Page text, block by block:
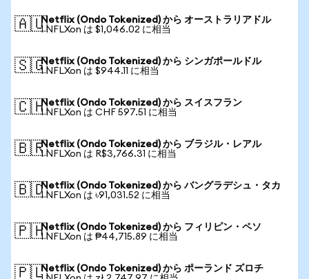
🇦🇺Netflix (Ondo Tokenized) から オーストラリアドル
1 NFLXon は $1,046.02 に相当
🇸🇬Netflix (Ondo Tokenized) から シンガポールドル
1 NFLXon は $944.11 に相当
🇨🇭Netflix (Ondo Tokenized) から スイスフラン
1 NFLXon は CHF 597.51 に相当
🇧🇷Netflix (Ondo Tokenized) から ブラジル・レアル
1 NFLXon は R$3,766.31 に相当
🇧🇩Netflix (Ondo Tokenized) から バングラデシュ・タカ
1 NFLXon は ৳91,031.52 に相当
🇵🇭Netflix (Ondo Tokenized) から フィリピン・ペソ
1 NFLXon は ₱44,715.89 に相当
🇵🇱Netflix (Ondo Tokenized) から ポーランド ズロチ